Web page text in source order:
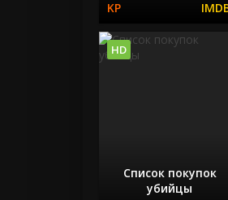
Список покупок
убийцы
HD